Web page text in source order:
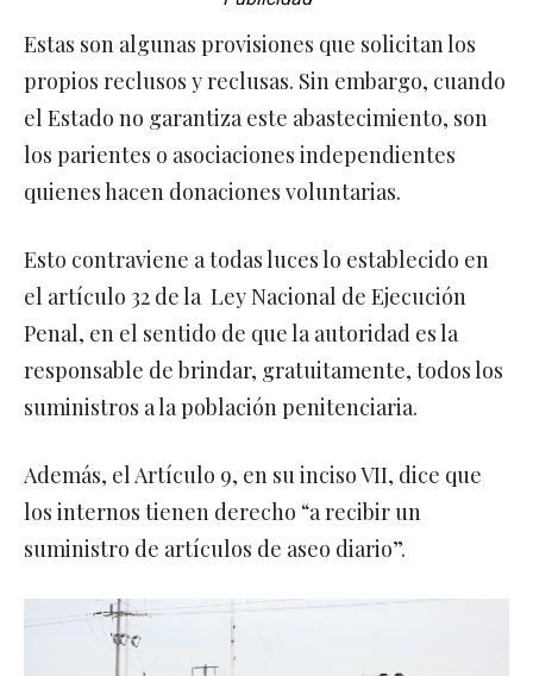
Estas son algunas provisiones que solicitan los
propios reclusos y reclusas. Sin embargo, cuando
el Estado no garantiza este abastecimiento, son
los parientes o asociaciones independientes
quienes hacen donaciones voluntarias.
Esto contraviene a todas luces lo establecido en
el artículo 32 de la Ley Nacional de Ejecución
Penal, en el sentido de que la autoridad es la
responsable de brindar, gratuitamente, todos los
suministros a la población penitenciaria.
Además, el Artículo 9, en su inciso VII, dice que
los internos tienen derecho “a recibir un
suministro de artículos de aseo diario”.